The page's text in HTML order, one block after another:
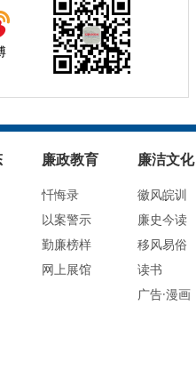
廉政教育
忏悔录
以案警示
勤廉榜样
网上展馆
廉洁文化
徽风皖训
廉史今读
移风易俗
读书
广告·漫画